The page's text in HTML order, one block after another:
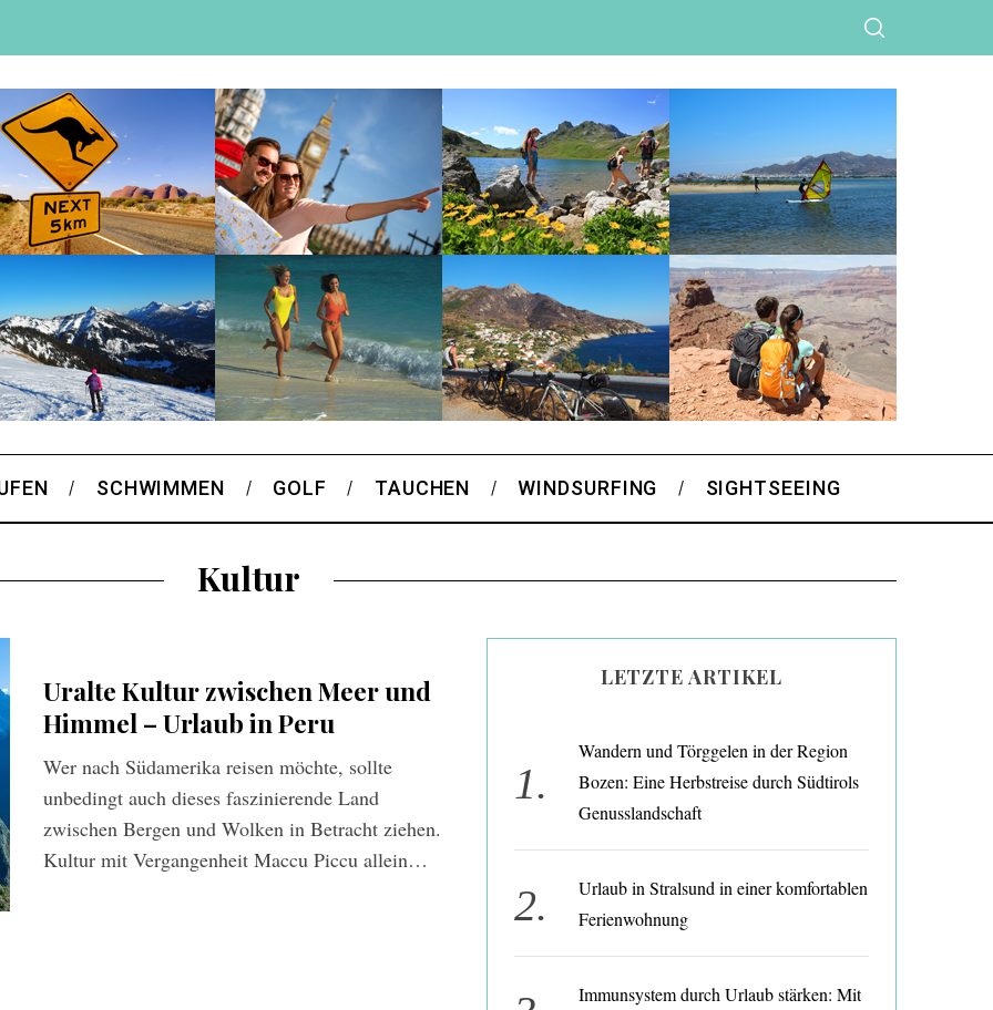
SCHWIMMEN GOLF TAUCHEN WINDSURFING SIGHTSEEING
Kultur
Uralte Kultur zwischen Meer und
Himmel – Urlaub in Peru
Wer nach Südamerika reisen möchte, sollte
unbedingt auch dieses faszinierende Land
zwischen Bergen und Wolken in Betracht ziehen.
Kultur mit Vergangenheit Maccu Piccu allein…
LETZTE ARTIKEL
Wandern und Törggelen in der Region
Bozen: Eine Herbstreise durch Südtirols
Genusslandschaft
Urlaub in Stralsund in einer komfortablen
Ferienwohnung
Immunsystem durch Urlaub stärken: Mit